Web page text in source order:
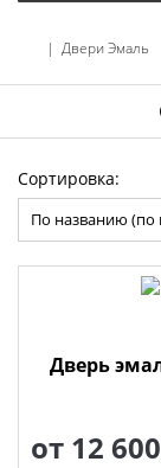
Двери Эмаль
Сортировка:
Дверь
от 12